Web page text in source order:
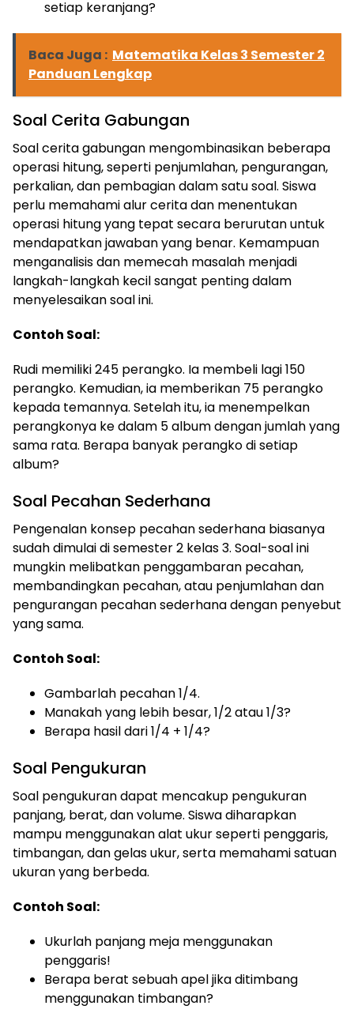
ⓘ
setiap keranjang?
Baca Juga : Matematika Kelas 3 Semester 2
Panduan Lengkap
Soal Cerita Gabungan
Soal cerita gabungan mengombinasikan beberapa
operasi hitung, seperti penjumlahan, pengurangan,
perkalian, dan pembagian dalam satu soal. Siswa
perlu memahami alur cerita dan menentukan
operasi hitung yang tepat secara berurutan untuk
mendapatkan jawaban yang benar. Kemampuan
menganalisis dan memecah masalah menjadi
langkah-langkah kecil sangat penting dalam
menyelesaikan soal ini.
Contoh Soal:
Rudi memiliki 245 perangko. Ia membeli lagi 150
perangko. Kemudian, ia memberikan 75 perangko
kepada temannya. Setelah itu, ia menempelkan
perangkonya ke dalam 5 album dengan jumlah yang
sama rata. Berapa banyak perangko di setiap
album?
Soal Pecahan Sederhana
Pengenalan konsep pecahan sederhana biasanya
sudah dimulai di semester 2 kelas 3. Soal-soal ini
mungkin melibatkan penggambaran pecahan,
membandingkan pecahan, atau penjumlahan dan
pengurangan pecahan sederhana dengan penyebut
yang sama.
Contoh Soal:
Gambarlah pecahan 1/4.
Manakah yang lebih besar, 1/2 atau 1/3?
Berapa hasil dari 1/4 + 1/4?
Soal Pengukuran
Soal pengukuran dapat mencakup pengukuran
panjang, berat, dan volume. Siswa diharapkan
mampu menggunakan alat ukur seperti penggaris,
timbangan, dan gelas ukur, serta memahami satuan
ukuran yang berbeda.
Contoh Soal:
Ukurlah panjang meja menggunakan
penggaris!
Berapa berat sebuah apel jika ditimbang
menggunakan timbangan?